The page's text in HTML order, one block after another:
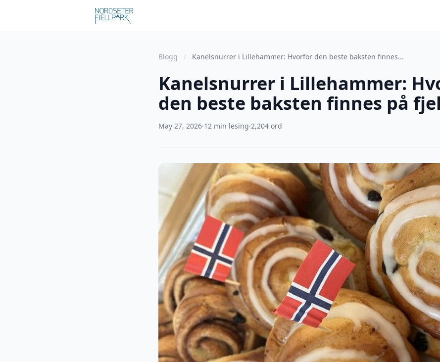
Blogg / Kanelsnurrer i Lillehammer: Hvorfor den beste baksten finnes...
Kanelsnurrer i Lillehammer:
den beste baksten finnes på
May 27, 2026·12 min lesing·2,204 ord